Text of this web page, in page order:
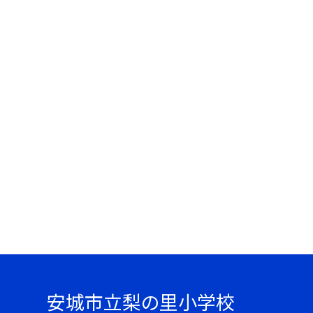
安城市立梨の里小学校